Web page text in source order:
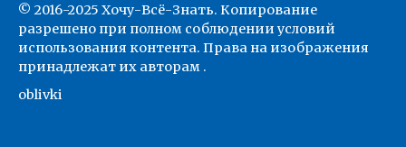
© 2016-2025 Хочу-Всё-Знать. Копирование
разрешено при полном соблюдении условий
использования контента. Права на изображения
принадлежат их авторам .
oblivki